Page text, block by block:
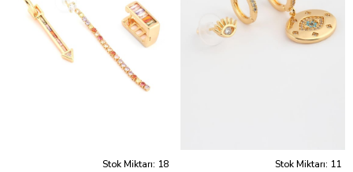
Stok Miktarı: 18 Stok Miktarı: 11